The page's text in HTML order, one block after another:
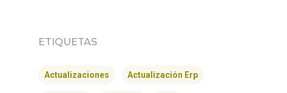
ETIQUETAS
Actualizaciones Actualización Erp